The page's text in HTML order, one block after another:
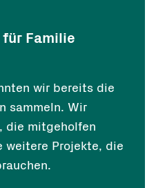
Familie
wir bereits die
sammeln. Wir
die mitgeholfen
weitere Projekte, die